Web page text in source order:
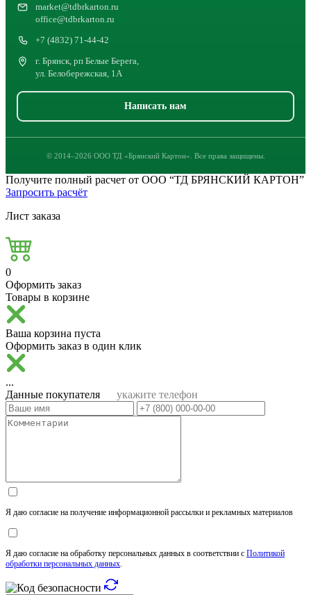
market@tdbrkarton.ru
office@tdbrkarton.ru
+7 (4832) 71-44-42
г. Брянск, рп Белые Берега,
ул. Белобережская, 1А
Написать нам
© 2014–2026 ООО ТД «Брянский Картон». Все права защищены.
Получите полный расчет от ООО “ТД БРЯНСКИЙ КАРТОН”
Запросить расчёт
Лист заказа
0
Оформить заказ
Товары в корзине
Ваша корзина пуста
Оформить заказ в один клик
...
Данные покупателя
укажите телефон
Я даю согласие на получение информационной рассылки и рекламных материалов
Я даю согласие на обработку персональных данных в соответствии с Политикой
обработки персональных данных.